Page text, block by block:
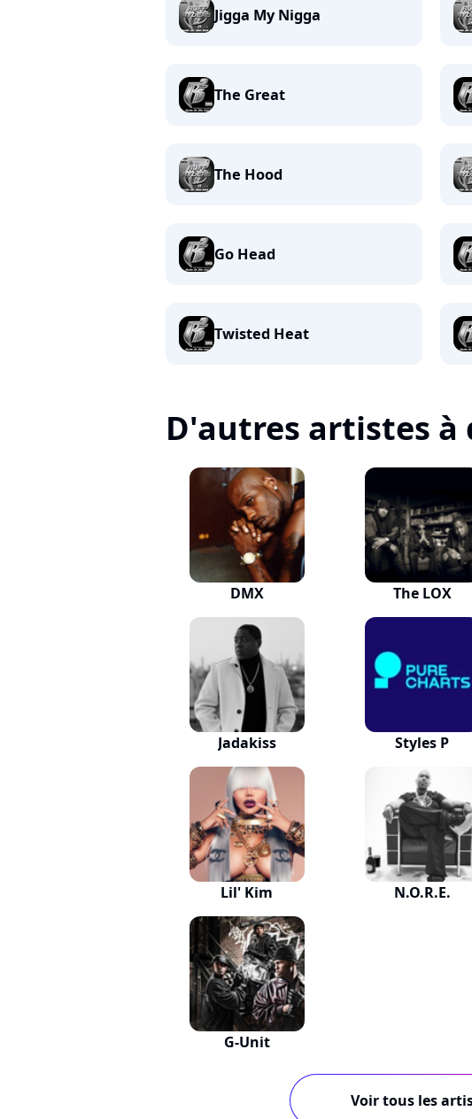
Jigga My Nigga
The Great
The Hood
Go Head
Twisted Heat
D'autres artistes à
DMX The LOX
Jadakiss Styles P
Lil' Kim N.O.R.E.
G-Unit
Voir tous les